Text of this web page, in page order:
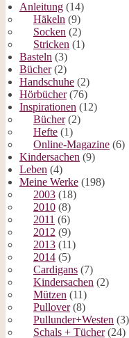
Anleitung (14)
Häkeln (9)
Socken (2)
Stricken (1)
Basteln (3)
Bücher(2)
Handschuhe (2)
Hörbücher(76)
Inspirationen (12)
Bücher(2)
Hefte (1)
Online-Magazine (6)
Kindersachen (9)
Leben (4)
Meine Werke (198)
2003 (18)
2010 (8)
2011 (6)
2012 (9)
2013 (11)
2014 (5)
Cardigans (7)
Kindersachen (2)
Mützen (11)
Pullover(8)
Pullunder+Westen (3)
Schals + Tücher(24)